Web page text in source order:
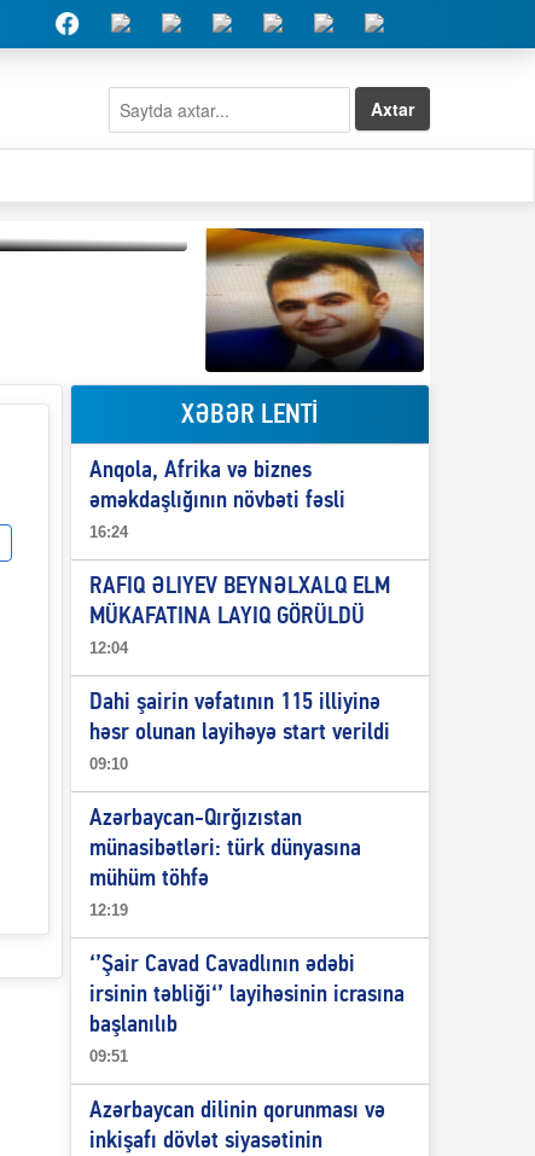
Axtar
Elşad Abdullayevin
erməniləri
maliyyələşdirən oğlu
niyə Azərbaycana
ekstradisiya olunmur?
XƏBƏR LENTİ
Anqola, Afrika və biznes
əməkdaşlığının növbəti fəsli
16:24
RAFIQ ƏLIYEV BEYNƏLXALQ ELM
MÜKAFATINA LAYIQ GÖRÜLDÜ
12:04
Dahi şairin vəfatının 115 illiyinə
həsr olunan layihəyə start verildi
09:10
Azərbaycan-Qırğızıstan
münasibətləri: türk dünyasına
mühüm töhfə
12:19
‘’Şair Cavad Cavadlının ədəbi
irsinin təbliği‘’ layihəsinin icrasına
başlanılıb
09:51
Azərbaycan dilinin qorunması və
inkişafı dövlət siyasətinin